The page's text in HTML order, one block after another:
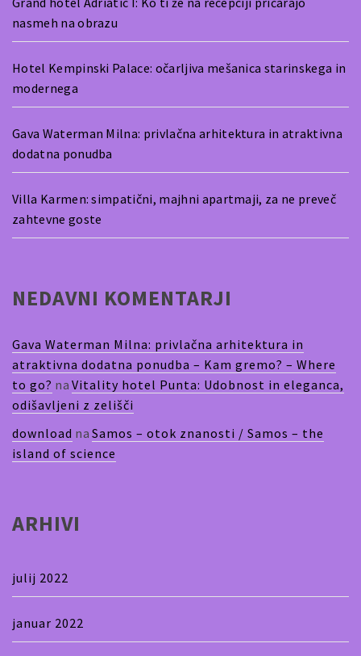
nasmeh na obrazu
Hotel Kempinski Palace: očarljiva mešanica starinskega in
modernega
Gava Waterman Milna: privlačna arhitektura in atraktivna
dodatna ponudba
Villa Karmen: simpatični, majhni apartmaji, za ne preveč
zahtevne goste
NEDAVNI KOMENTARJI
Gava Waterman Milna: privlačna arhitektura in
atraktivna dodatna ponudba – Kam gremo? – Where
to go? naVitality hotel Punta: Udobnost in eleganca,
odišavljeni z zelišči
download naSamos – otok znanosti / Samos – the
island of science
ARHIVI
julij 2022
januar 2022